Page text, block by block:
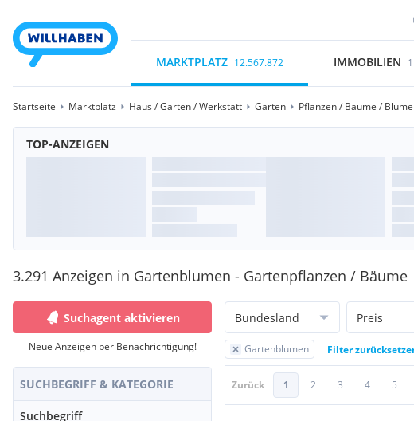
MARKTPLATZ 12.567.872 IMMOBILIEN
Startseite Marktplatz Haus / Garten / Werkstatt Garten Pflanzen / Bäume /
TOP-ANZEIGEN
3.291 Anzeigen in Gartenblumen - Gartenpflanzen / Bäume
Suchagent aktivieren
Neue Anzeigen per Benachrichtigung!
SUCHBEGRIFF & KATEGORIE
Suchbegriff
Bundesland Preis
Gartenblumen Filter
Zurück 1 2 3 4 5